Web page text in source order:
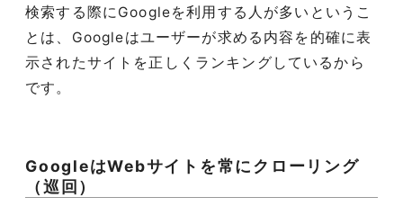
検索する際にGoogleを利用する人が多いというこ
とは、Googleはユーザーが求める内容を的確に表
示されたサイトを正しくランキングしているから
です。
GoogleはWebサイトを常にクローリング
（巡回）